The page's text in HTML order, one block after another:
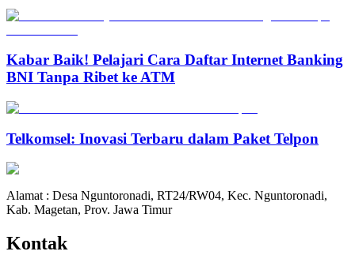
Kabar Baik! Pelajari Cara Daftar Internet Banking
BNI Tanpa Ribet ke ATM
Telkomsel: Inovasi Terbaru dalam Paket Telpon
Alamat : Desa Nguntoronadi, RT24/RW04, Kec. Nguntoronadi,
Kab. Magetan, Prov. Jawa Timur
Kontak